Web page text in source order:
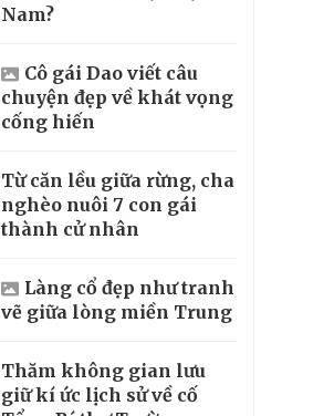
Nam?
Cô gái Dao viết câu
chuyện đẹp về khát vọng
cống hiến
Từ căn lều giữa rừng, cha
nghèo nuôi 7 con gái
thành cử nhân
Làng cổ đẹp như tranh
vẽ giữa lòng miền Trung
Thăm không gian lưu
giữ kí ức lịch sử về cố